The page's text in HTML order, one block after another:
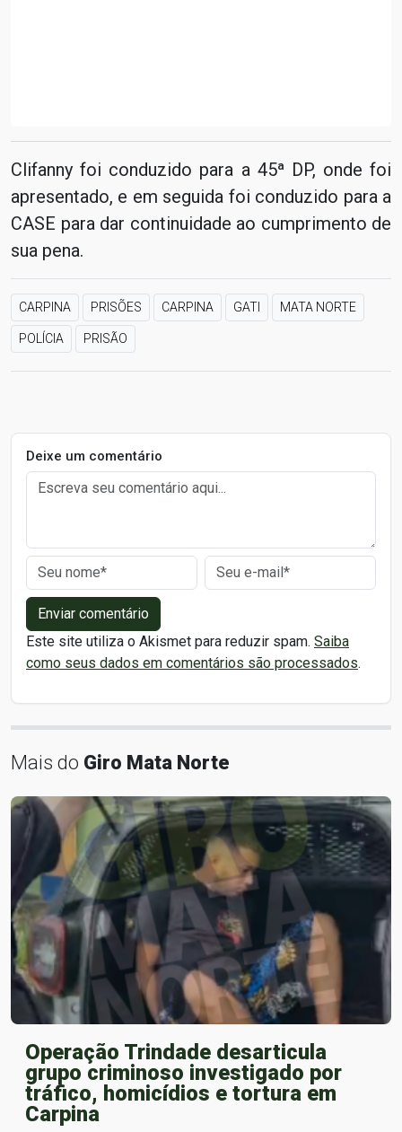
Clifanny foi conduzido para a 45ª DP, onde foi
apresentado, e em seguida foi conduzido para a
CASE para dar continuidade ao cumprimento de
sua pena.
CARPINA PRISÕES CARPINA GATI MATA NORTE
POLÍCIA PRISÃO
Deixe um comentário
Enviar comentário
Este site utiliza o Akismet para reduzir spam. Saiba
como seus dados em comentários são processados.
Mais do Giro Mata Norte
Operação Trindade desarticula
grupo criminoso investigado por
tráfico, homicídios e tortura em
Carpina